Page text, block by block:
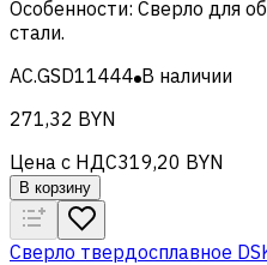
Особенности: Сверло для
стали.
AC.GSD11444 В наличии
271,32 BYN
Цена с НДС319,20 BYN
В корзину
Сверло твердосплавное